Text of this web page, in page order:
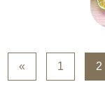
« 1 2